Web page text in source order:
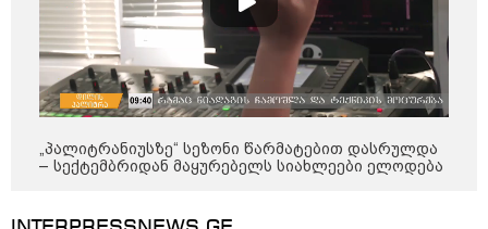
13:42 / 07-08-2026
"საქართველო მშვიდი ქვეყანაა,
სტუმართმოყვარე ხალხი ვართ
და ყველას შეუძლია ჩამოვიდეს,
არავინ შეზღუდული არაა" - კახა
კალაძე
13:27 / 07-08-2026
შვეიცარიელს, იტალიელს,
„პალიტრანიუსზე“ სეზონი წარმატებით დასრულდა
– სექტემბრიდან მაყურებელს სიახლეები ელოდება